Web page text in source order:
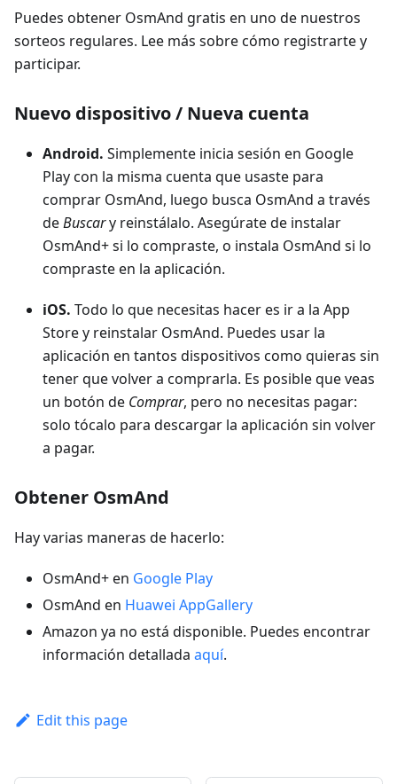
Puedes obtener OsmAnd gratis en uno de nuestros
sorteos regulares. Lee más sobre cómo registrarte y
participar.
Nuevo dispositivo / Nueva cuenta
Android. Simplemente inicia sesión en Google
Play con la misma cuenta que usaste para
comprar OsmAnd, luego busca OsmAnd a través
deBuscary reinstálalo. Asegúrate de instalar
OsmAnd+ si lo compraste, o instala OsmAnd si lo
compraste en la aplicación.
iOS. Todo lo que necesitas hacer es ir a la App
Store y reinstalar OsmAnd. Puedes usar la
aplicación en tantos dispositivos como quieras sin
tener que volver a comprarla. Es posible que veas
un botón de Comprar, pero no necesitas pagar:
solo tócalo para descargar la aplicación sin volver
a pagar.
Obtener OsmAnd
Hay varias maneras de hacerlo:
OsmAnd+ en Google Play
OsmAnd en Huawei AppGallery
Amazon ya no está disponible. Puedes encontrar
información detallada aquí.
Edit this page